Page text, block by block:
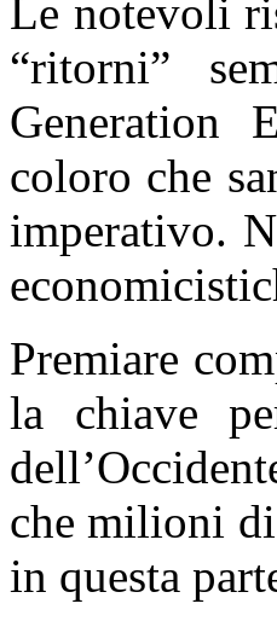
Le notevoli
“ritorni”
Generation
coloro che
imperativo.
Premiare
la chiave
che milioni
in questa